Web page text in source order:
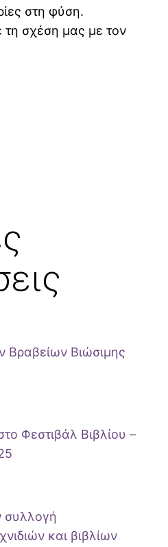
στη φύση.
σχέση μας με τον
Βραβείων Βιώσιμης
Φεστιβάλ Βιβλίου –
συλλογή
και βιβλίων